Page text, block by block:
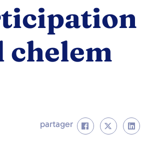
chelem
partager